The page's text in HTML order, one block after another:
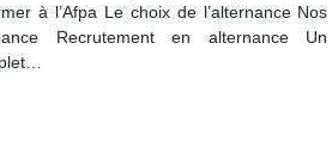
à l’Afpa Le choix de l’alternance Nos
Recrutement en alternance Un